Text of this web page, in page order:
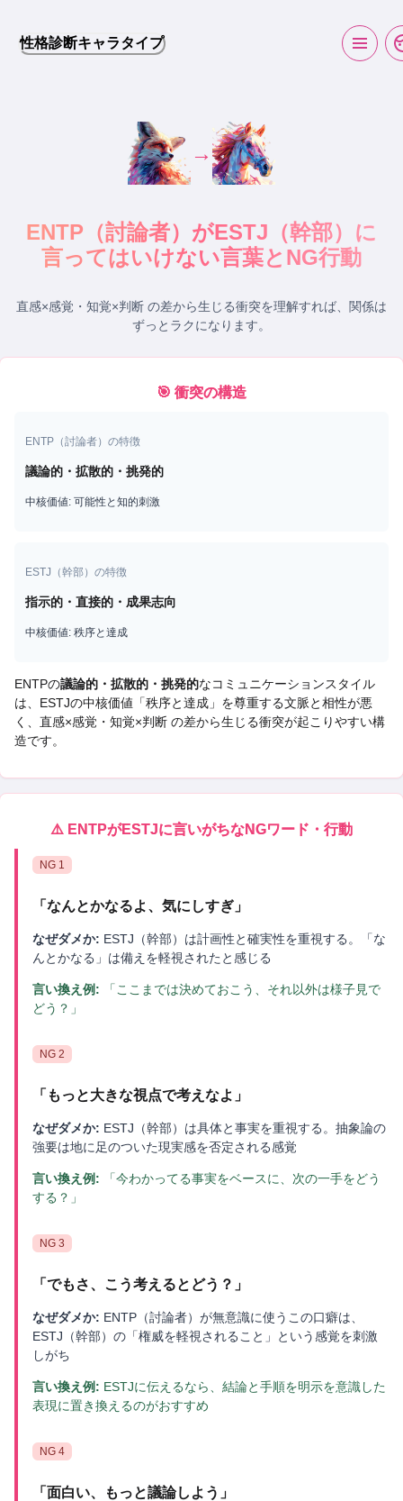
性格診断キャラタイプ
→
ENTP （討論者）がESTJ （幹部）に
言ってはいけない言葉とNG行動
直感×感覚・知覚×判断 の差から生じる衝突を理解すれば、関係は
ずっとラクになります。
🎯 衝突の構造
ENTP （討論者）の特徴
議論的・拡散的・挑発的
中核価値: 可能性と知的刺激
ESTJ （幹部）の特徴
指示的・直接的・成果志向
中核価値: 秩序と達成
ENTPの議論的・拡散的・挑発的なコミュニケーションスタイル
は、 ESTJの中核価値「秩序と達成 」を尊重する文脈と相性が悪
く、 直感×感覚・知覚×判断 の差から生じる衝突が起こりやすい構
造です。
⚠️ ENTPがESTJに言いがちなNGワード・行動
NG 1
「 なんとかなるよ、気にしすぎ 」
なぜダメか: ESTJ（幹部）は計画性と確実性を重視する。「な
んとかなる」は備えを軽視されたと感じる
言い換え例:
「ここまでは決めておこう、それ以外は様子見で
どう？」
NG 2
「 もっと大きな視点で考えなよ 」
なぜダメか: ESTJ（幹部）は具体と事実を重視する。抽象論の
強要は地に足のついた現実感を否定される感覚
言い換え例:
「今わかってる事実をベースに、次の一手をどう
する？」
NG 3
「 でもさ、こう考えるとどう？ 」
なぜダメか: ENTP（討論者）が無意識に使うこの口癖は、
ESTJ（幹部）の「権威を軽視されること」という感覚を刺激
しがち
言い換え例: ESTJに伝えるなら、結論と手順を明示を意識した
表現に置き換えるのがおすすめ
NG 4
「 面白い、もっと議論しよう 」